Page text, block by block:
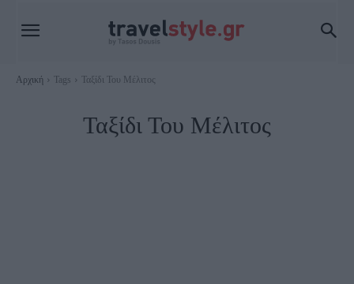
Αρχική Tags Ταξίδι Του Μέλιτος
Ταξίδι Του Μέλιτος